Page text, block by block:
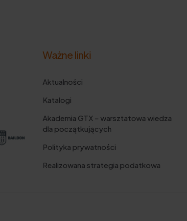
Ważne linki
Aktualności
Katalogi
Akademia GTX – warsztatowa wiedza
dla początkujących
Polityka prywatności
Realizowana strategia podatkowa